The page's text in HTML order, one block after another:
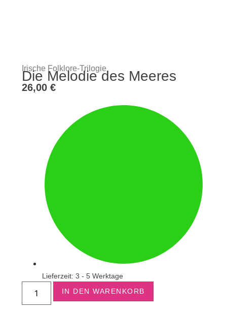
Irische Folklore-Trilogie
Die Melodie des Meeres
26,00 €
Lieferzeit: 3 - 5 Werktage
IN DEN WARENKORB